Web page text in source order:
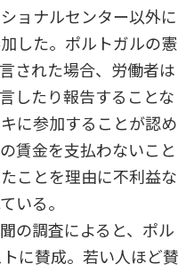
ョナルセンター以外に
した。ポルトガルの憲
された場合、労働者は
したり報告することな
に参加することが認め
賃金を支払わないこと
ことを理由に不利益な
いる。
の調査によると、ポル
に賛成。若い人ほど賛